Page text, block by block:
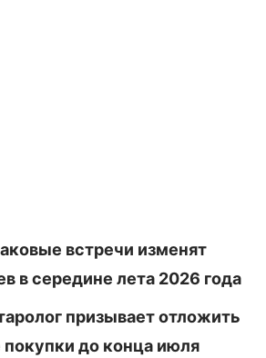
встречи изменят
в середине лета 2026 года
призывает отложить
до конца июля